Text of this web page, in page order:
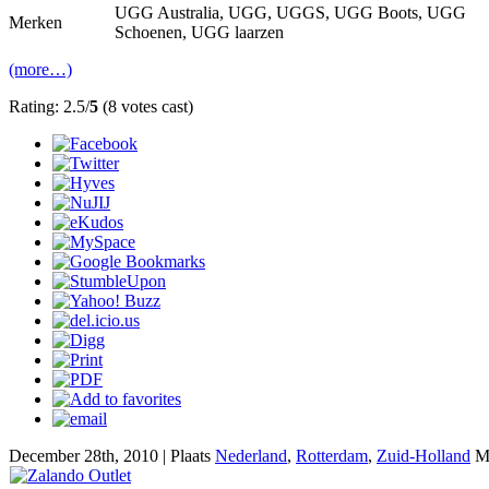
Merken
UGG Australia, UGG, UGGS, UGG Boots, UGG
Schoenen, UGG laarzen
(more…)
Rating: 2.5/5 (8 votes cast)
December 28th, 2010 | Plaats Nederland, Rotterdam, Zuid-Holland